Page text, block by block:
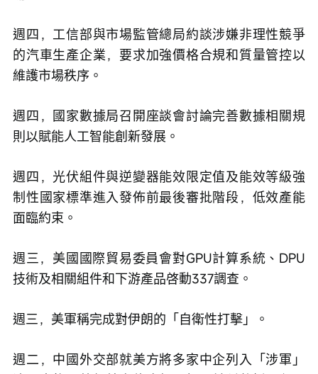
週四，工信部與市場監管總局約談涉嫌非理性競爭
的汽車生產企業，要求加強價格合規和質量管控以
維護市場秩序。
週四，國家數據局召開座談會討論完善數據相關規
則以賦能人工智能創新發展。
週四，光伏組件與逆變器能效限定值及能效等級強
制性國家標準進入發佈前最後審批階段，低效產能
面臨約束。
週三，美國國際貿易委員會對GPU計算系統、DPU
技術及相關組件和下游產品啓動337調查。
週三，美軍稱完成對伊朗的「自衛性打擊」。
週二，中國外交部就美方將多家中企列入「涉軍」